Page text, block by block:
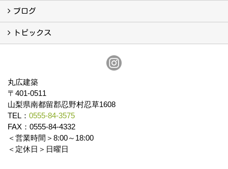
イベント予告
イベント報告
ブログ
ブログ
トピックス
丸広建築
〒401-0511
山梨県南都留郡忍野村忍草1608
TEL： 0555-84-3575
FAX：0555-84-4332
＜営業時間＞8:00～18:00
＜定休日＞日曜日